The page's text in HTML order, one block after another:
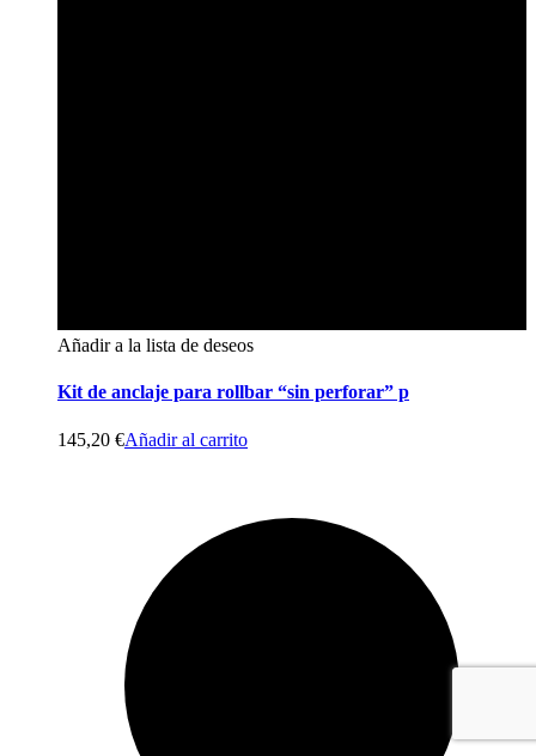
Añadir a la lista de deseos
Kit de anclaje para rollbar “sin perforar” p
145,20 €Añadir al carrito